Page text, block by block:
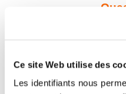
Ce site Web utilise des
Les identifiants nous
attendre -
rendre -